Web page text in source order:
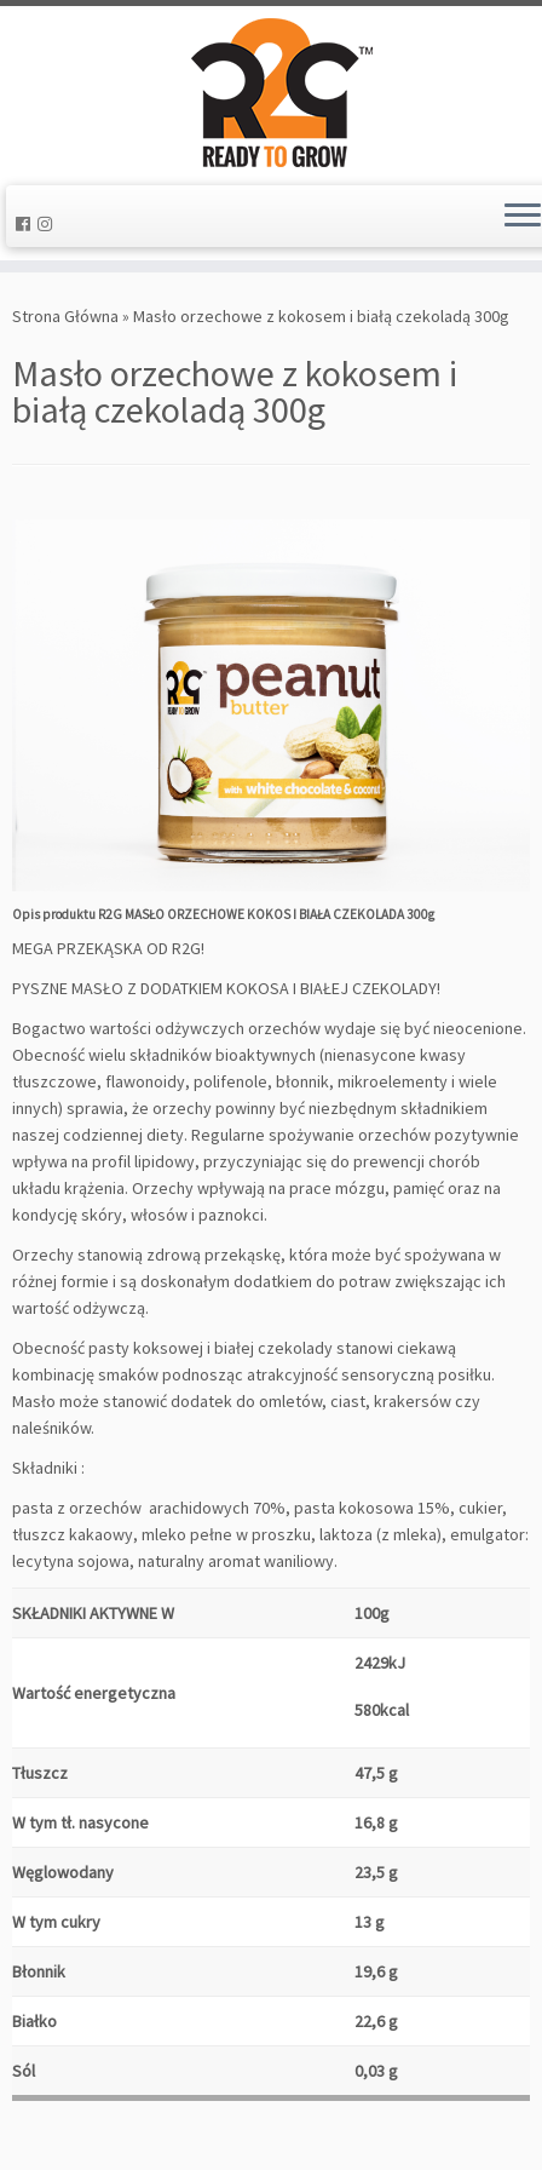
Strona Główna » Masło orzechowe z kokosem i białą czekoladą 300g
Masło orzechowe z kokosem i
białą czekoladą 300g
Opis produktu R2G MASŁO ORZECHOWE KOKOS I BIAŁA CZEKOLADA 300g
MEGA PRZEKĄSKA OD R2G!
PYSZNE MASŁO Z DODATKIEM KOKOSA I BIAŁEJ CZEKOLADY!
Bogactwo wartości odżywczych orzechów wydaje się być nieocenione.
Obecność wielu składników bioaktywnych (nienasycone kwasy
tłuszczowe, flawonoidy, polifenole, błonnik, mikroelementy i wiele
innych) sprawia, że orzechy powinny być niezbędnym składnikiem
naszej codziennej diety. Regularne spożywanie orzechów pozytywnie
wpływa na profil lipidowy, przyczyniając się do prewencji chorób
układu krążenia. Orzechy wpływają na prace mózgu, pamięć oraz na
kondycję skóry, włosów i paznokci.
Orzechy stanowią zdrową przekąskę, która może być spożywana w
różnej formie i są doskonałym dodatkiem do potraw zwiększając ich
wartość odżywczą.
Obecność pasty koksowej i białej czekolady stanowi ciekawą
kombinację smaków podnosząc atrakcyjność sensoryczną posiłku.
Masło może stanowić dodatek do omletów, ciast, krakersów czy
naleśników.
Składniki :
pasta z orzechów arachidowych 70%, pasta kokosowa 15%, cukier,
tłuszcz kakaowy, mleko pełne w proszku, laktoza (z mleka), emulgator:
lecytyna sojowa, naturalny aromat waniliowy.
SKŁADNIKI AKTYWNE W 100g
Wartość energetyczna
2429kJ
580kcal
Tłuszcz 47,5 g
W tym tł. nasycone 16,8 g
Węglowodany 23,5 g
W tym cukry 13 g
Błonnik 19,6 g
Białko 22,6 g
Sól 0,03 g